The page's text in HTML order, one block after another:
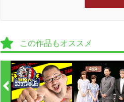
この作品もオススメ